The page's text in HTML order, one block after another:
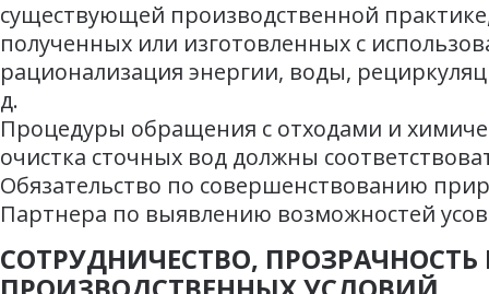
существующей производственной
полученных или изготовленных с
рационализация энергии, воды,
д.
Процедуры обращения с отходами и
очистка сточных вод должны
Обязательство по совершенствованию
Партнера по выявлению возможностей
СОТРУДНИЧЕСТВО,